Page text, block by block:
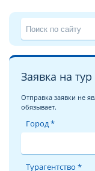
Подробное
На этой странице
описанием отеля
сделают это
Омываемая сразу
Средиземным и
незабываемый и
Заявка на тур
Отправка заявки не
обязывает.
Город *
Турагентство *